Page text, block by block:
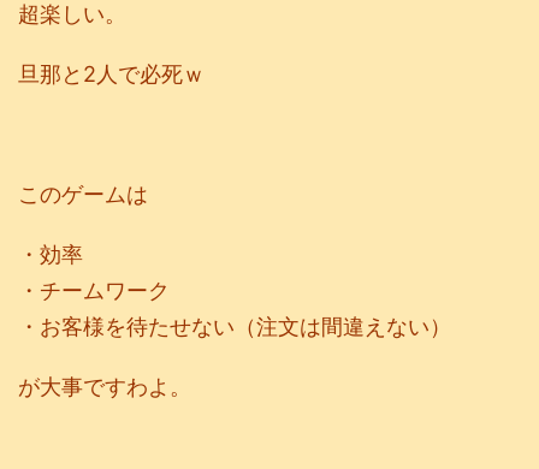
超楽しい。
旦那と2人で必死ｗ
このゲームは
・効率
・チームワーク
・お客様を待たせない（注文は間違えない）
が大事ですわよ。